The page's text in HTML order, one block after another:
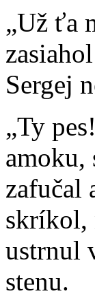
„Už ťa
Sergej
„Ty
amoku,
zafučal
skríkol,
ustrnul
stenu.